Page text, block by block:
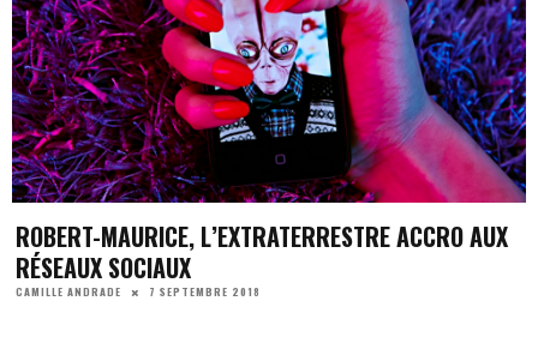
ROBERT-MAURICE, L’EXTRATERRESTRE ACCRO AUX
RÉSEAUX SOCIAUX
CAMILLE ANDRADE 7 SEPTEMBRE 2018